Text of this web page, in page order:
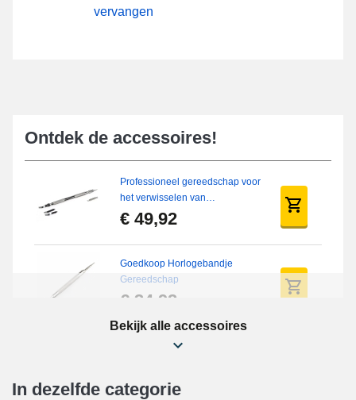
vervangen
Ontdek de accessoires!
Professioneel gereedschap voor
het verwisselen van
horlogebanden
€ 49,92
Goedkoop Horlogebandje
Gereedschap
€ 34,92
Beginner's horloge reparatieset
€ 16,90
Bekijk alle accessoires
In dezelfde categorie